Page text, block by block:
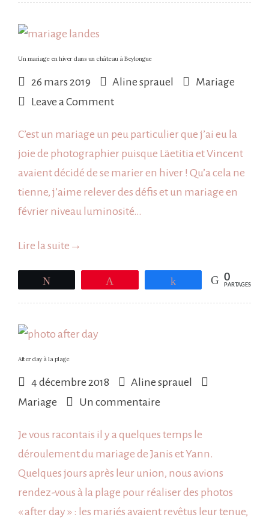
Un mariage en hiver dans un château à Beylongue
26 mars 2019 Aline sprauel
Mariage
Leave a Commenton
mariage
en
hiver
dans
un
Beylongue
C’est un mariage un peu particulier que j’ai eu la
joie de photographier puisque Läetitia et Vincent
avaient décidé de se marier en hiver ! Qu’a cela ne
tienne, j’aime relever des défis et un mariage en
février niveau luminosité…
Lire la suite →
Partagez 0
PARTAGES
After day à la plage
4 décembre 2018
Aline sprauel
Mariage
Un commentaire
day
à
la
plage
Je vous racontais il y a quelques temps le
déroulement du mariage de Janis et Yann.
Quelques jours après leur union, nous avions
rendez-vous à la plage pour réaliser des photos
« after day » : les mariés avaient revêtus leur tenue,